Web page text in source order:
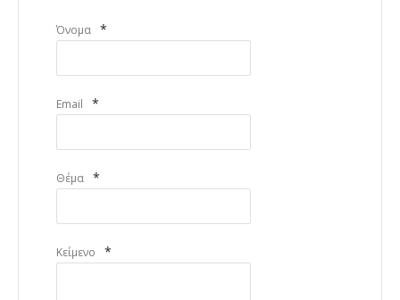
Όνομα *
Email *
Θέμα *
Κείμενο *